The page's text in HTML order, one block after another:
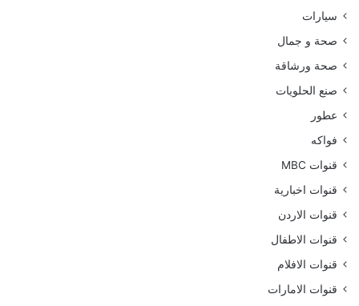
سيارات
صحة و جمال
صحة ورشاقة
صنع الحلويات
عطور
فواكه
قنوات MBC
قنوات اخبارية
قنوات الاردن
قنوات الاطفال
قنوات الافلام
قنوات الامارات